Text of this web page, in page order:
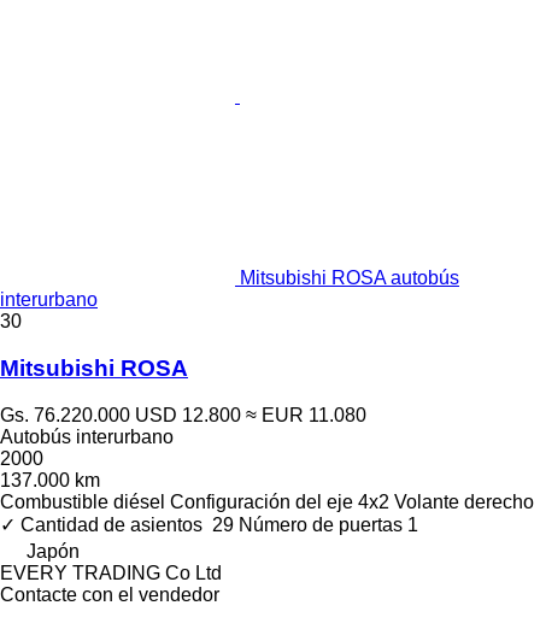
Mitsubishi ROSA autobús
interurbano
30
Mitsubishi ROSA
Gs. 76.220.000 USD 12.800 ≈ EUR 11.080
Autobús interurbano
2000
137.000 km
Combustible diésel Configuración del eje 4x2 Volante derecho
✓ Cantidad de asientos 29 Número de puertas 1
Japón
EVERY TRADING Co Ltd
Contacte con el vendedor